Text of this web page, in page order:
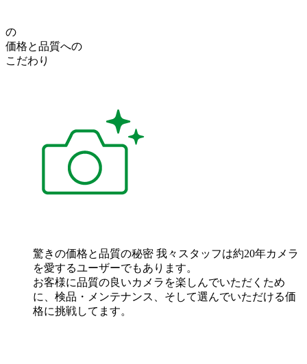
の
価格と品質への
こだわり
驚きの価格と品質の秘密 我々スタッフは約20年カメラ
を愛するユーザーでもあります。
お客様に品質の良いカメラを楽しんでいただくため
に、検品・メンテナンス、そして選んでいただける価
格に挑戦してます。